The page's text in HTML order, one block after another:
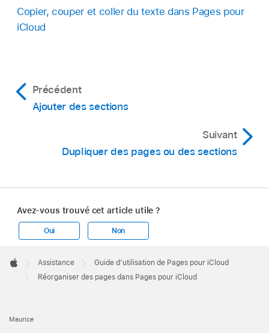
Copier, couper et coller du texte dans Pages pour
iCloud
Précédent
Ajouter des sections
Suivant
Dupliquer des pages ou des sections
Avez-vous trouvé cet article utile ?
Oui Non
Footer

Apple
Assistance
Guide d’utilisation de Pages pour iCloud
Réorganiser des pages dans Pages pour iCloud
Maurice